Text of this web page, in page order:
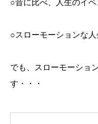
○昔に比べ、人生のイベ
○スローモーションな人
でも、スローモーショ
す・・・